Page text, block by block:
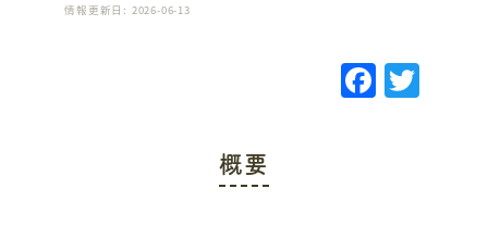
情報更新日: 2026-06-13
F
a
T
概要